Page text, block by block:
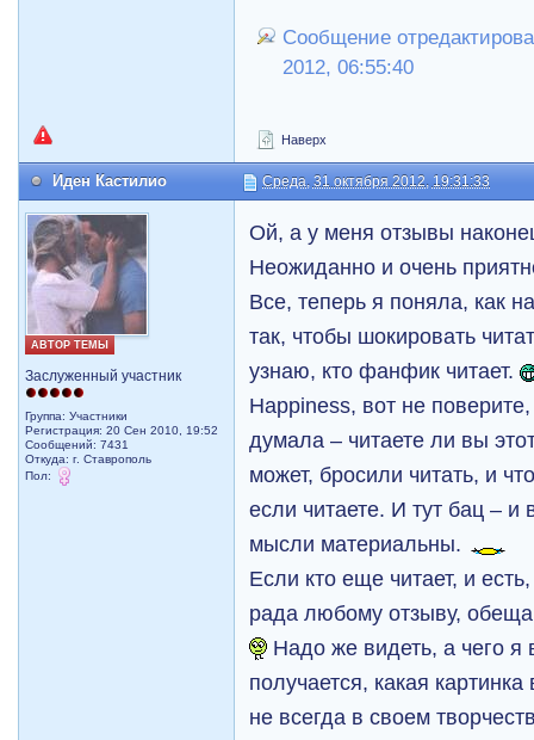
Сообщение
2012, 06:55:40
Наверх
Иден Кастилио Среда, 31 октября 2012, 19:31:33
АВТОР ТЕМЫ
Заслуженный участник
Группа: Участники
Регистрация: 20 Сен 2010, 19:52
Сообщений: 7431
Откуда: г. Ставрополь
Пол:
Ой, а у меня отзывы
Неожиданно и очень
Все, теперь я поняла, как
так, чтобы шокировать
узнаю, кто фанфик читает.
Happiness, вот не
думала – читаете ли вы
может, бросили читать, и
если читаете. И тут бац –
мысли материальны.
Если кто еще читает, и
рада любому отзыву,
Надо же видеть, а чего
получается, какая
не всегда в своем